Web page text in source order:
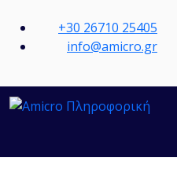
+30 26710 25405
info@amicro.gr